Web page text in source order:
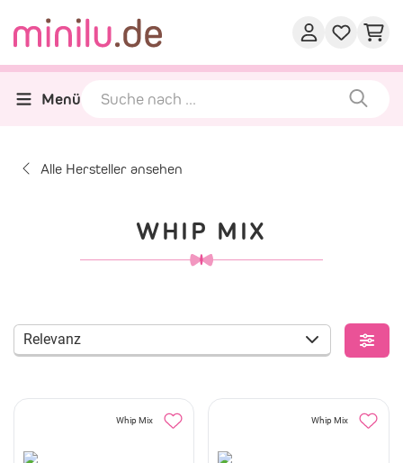
Menü
Alle Hersteller ansehen
WHIP MIX
Relevanz
Whip Mix Whip Mix